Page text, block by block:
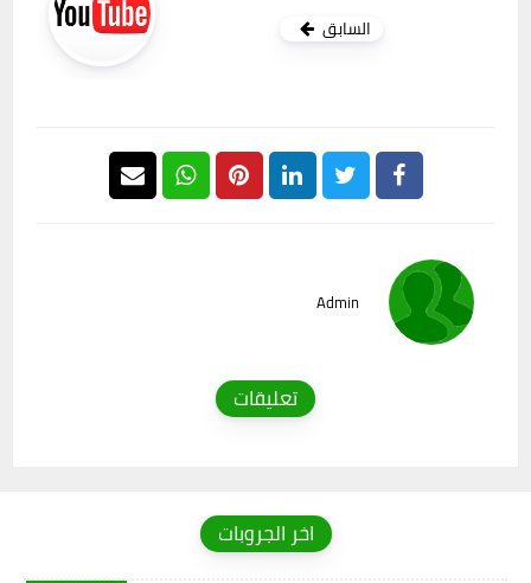
السابق
Admin
تعليقات
اخر الجروبات